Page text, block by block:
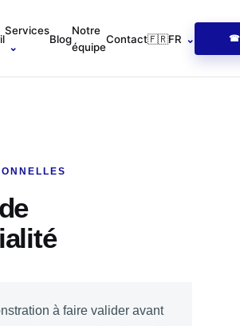
Services
⌄
Blog
Notre
équipe
Contact🇫🇷FR ⌄ ☎
à faire valider avant